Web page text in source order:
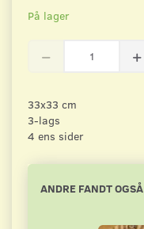
På lager
33x33 cm
3-lags
4 ens sider
ANDRE FANDT OGSÅ